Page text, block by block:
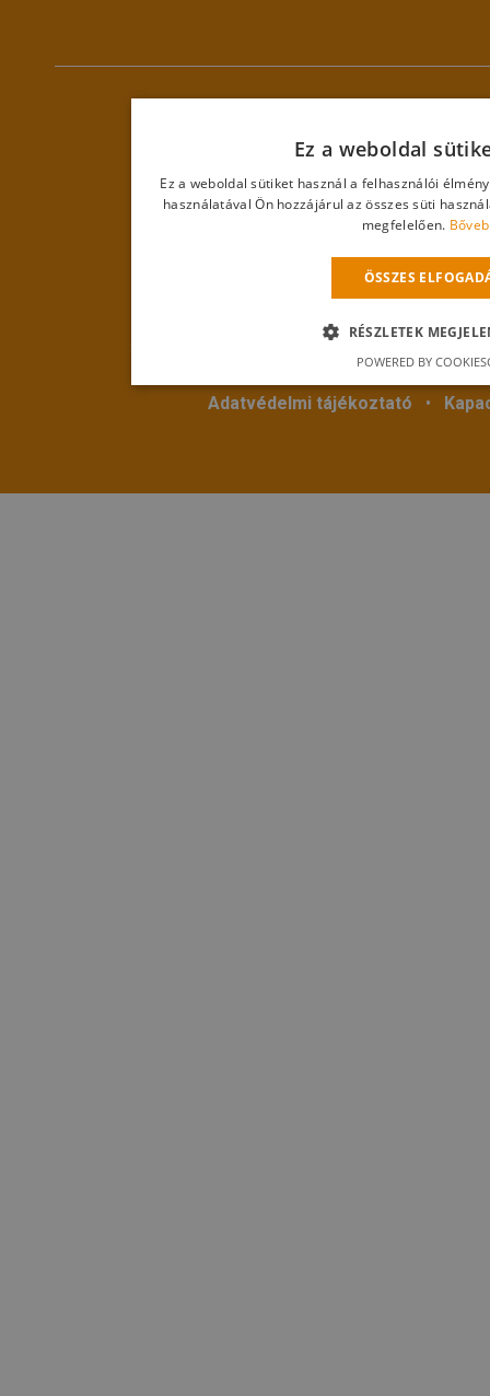
Hevestherm Kft.
3360 Heves, Egri út 18. • Telefon:
Adatvédelmi tájékoztató •
Ez a weboldal
Ez a weboldal sütiket használ a felhasználói
használatával Ön hozzájárul az összes süti
megfelelően.
ÖSSZES
RÉSZLETEK
POWERED BY